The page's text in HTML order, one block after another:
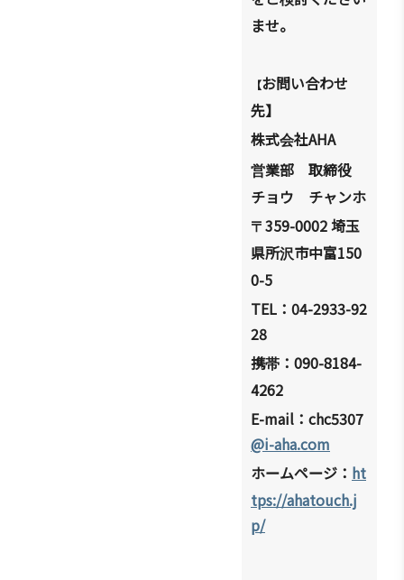
ませ。
【お問い合わせ
先】
株式会社AHA
営業部 取締役
チョウ チャンホ
〒 359-0002埼玉
県所沢市中富150
0-5
TEL ： 04-2933-92
28
携帯 ： 090-8184-
4262
E-mail ： chc5307
@i-aha.com
ホームページ： ht
tps://ahatouch.j
p/